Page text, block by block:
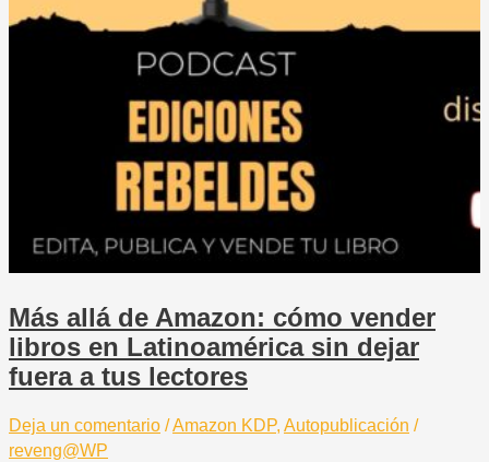
Más allá de Amazon: cómo vender
libros en Latinoamérica sin dejar
fuera a tus lectores
Deja un comentario /Amazon KDP, Autopublicación /
reveng@WP